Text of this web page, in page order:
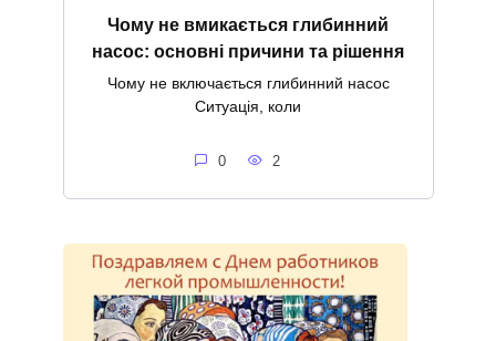
Чому не вмикається глибинний
насос: основні причини та рішення
Чому не включається глибинний насос
Ситуація, коли
0 2